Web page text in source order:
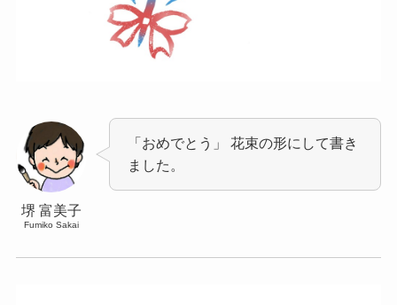
堺 富美子
Fumiko Sakai
「おめでとう」 花束の形にして書き
ました。